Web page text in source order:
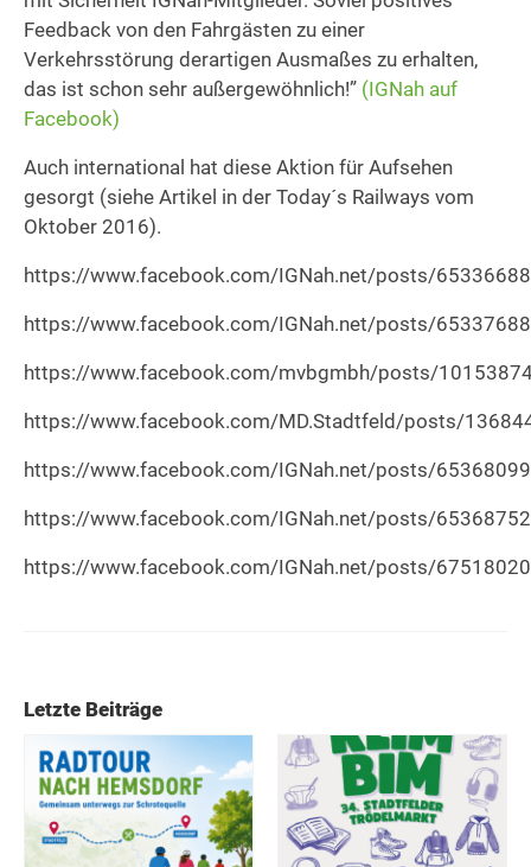
Feedback von den Fahrgästen zu einer
Verkehrsstörung derartigen Ausmaßes zu erhalten,
das ist schon sehr außergewöhnlich!” (IGNah auf
Facebook)
Auch international hat diese Aktion für Aufsehen
gesorgt (siehe Artikel in der Today´s Railways vom
Oktober 2016).
https://www.facebook.com/IGNah.net/posts/
https://www.facebook.com/IGNah.net/posts/
https://www.facebook.com/mvbgmbh/posts/
https://www.facebook.com/MD.Stadtfeld/posts/
https://www.facebook.com/IGNah.net/posts/
https://www.facebook.com/IGNah.net/posts/
https://www.facebook.com/IGNah.net/posts/
Letzte Beiträge